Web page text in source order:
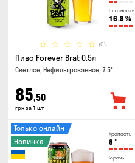
Плотность
16.8 %
(0)
Пиво Forever Brat 0.5л
Светлое, Нефильтрованное, 7.5°
85,50
грн за 1 шт
Крепость
8 °
Горечь
Только онлайн
Новинка